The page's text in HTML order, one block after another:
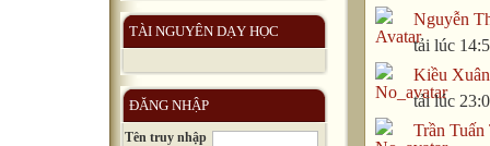
TÀI NGUYÊN DẠY HỌC
ĐĂNG NHẬP
Tên truy nhập
Nguyễn
tải lúc
Kiều
tải lúc
Trần